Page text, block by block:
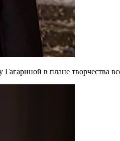
в плане творчества